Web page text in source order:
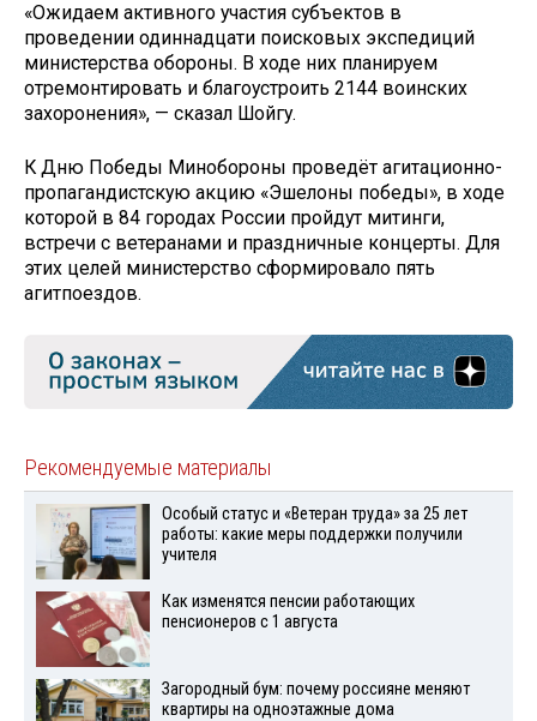
«Ожидаем активного участия субъектов в
проведении одиннадцати поисковых экспедиций
министерства обороны​​​. В ходе них планируем
отремонтировать и благоустроить 2144 воинских
захоронения», — сказал Шойгу.
К Дню Победы Минобороны проведёт агитационно-
пропагандистскую акцию «Эшелоны победы», в ходе
которой в 84 городах России пройдут митинги,
встречи с ветеранами и праздничные концерты. Для
этих целей министерство сформировало пять
агитпоездов.
Рекомендуемые материалы
Особый статус и «Ветеран труда» за 25 лет
работы: какие меры поддержки получили
учителя
Как изменятся пенсии работающих
пенсионеров с 1 августа
Загородный бум: почему россияне меняют
квартиры на одноэтажные дома